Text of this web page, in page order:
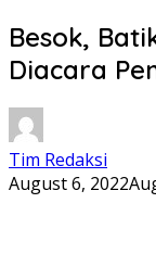
Besok,
Diacara
Tim Redaksi
August 6, 2022